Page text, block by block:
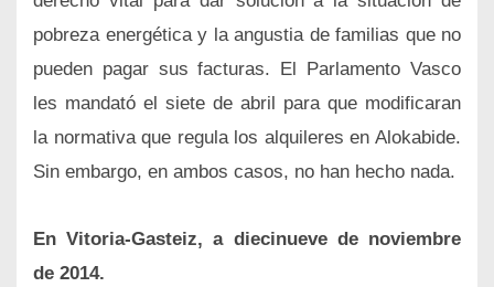
pobreza energética y la angustia de familias que no
pueden pagar sus facturas. El Parlamento Vasco
les mandató el siete de abril para que modificaran
la normativa que regula los alquileres en Alokabide.
Sin embargo, en ambos casos, no han hecho nada.
En Vitoria-Gasteiz, a diecinueve de noviembre
de 2014.